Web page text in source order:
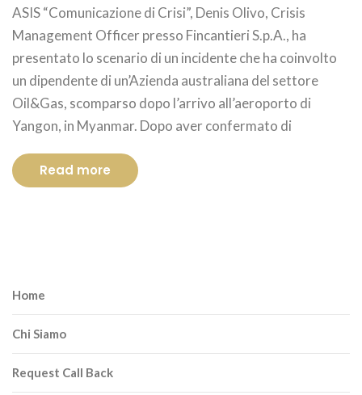
ASIS “Comunicazione di Crisi”, Denis Olivo, Crisis
Management Officer presso Fincantieri S.p.A., ha
presentato lo scenario di un incidente che ha coinvolto
un dipendente di un’Azienda australiana del settore
Oil&Gas, scomparso dopo l’arrivo all’aeroporto di
Yangon, in Myanmar. Dopo aver confermato di
Read more
Home
Chi Siamo
Request Call Back